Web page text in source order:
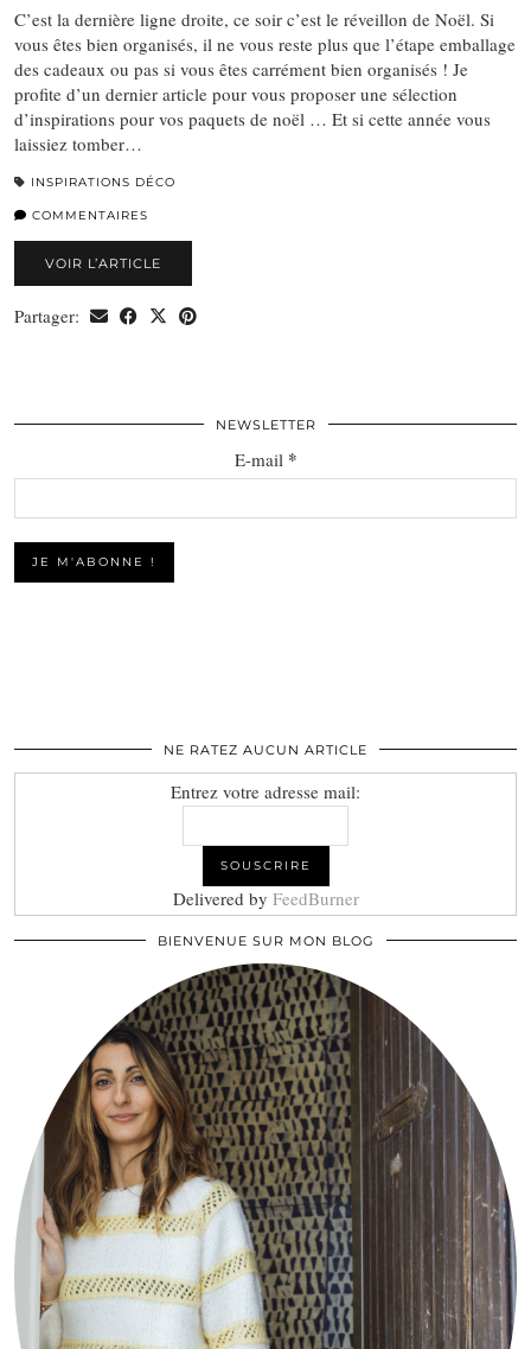
C’est la dernière ligne droite, ce soir c’est le réveillon de Noël. Si
vous êtes bien organisés, il ne vous reste plus que l’étape emballage
des cadeaux ou pas si vous êtes carrément bien organisés ! Je
profite d’un dernier article pour vous proposer une sélection
d’inspirations pour vos paquets de noël … Et si cette année vous
laissiez tomber…
INSPIRATIONS DÉCO
COMMENTAIRES
VOIR L’ARTICLE
Partager:
NEWSLETTER
E-mail *
NE RATEZ AUCUN ARTICLE
Entrez votre adresse mail:
Delivered by FeedBurner
BIENVENUE SUR MON BLOG